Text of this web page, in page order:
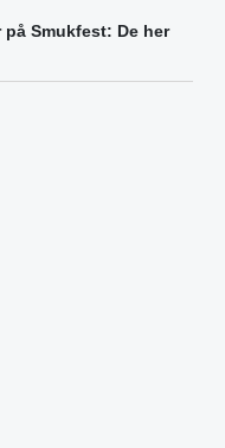
Smukfest: De her